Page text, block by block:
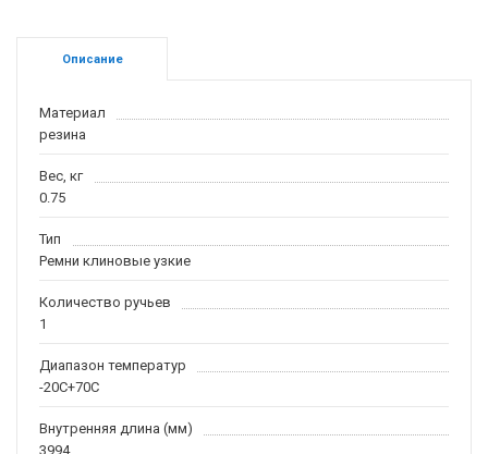
Описание
Материал
резина
Вес, кг
0.75
Тип
Ремни клиновые узкие
Количество ручьев
1
Диапазон температур
-20С+70С
Внутренняя длина (мм)
3994